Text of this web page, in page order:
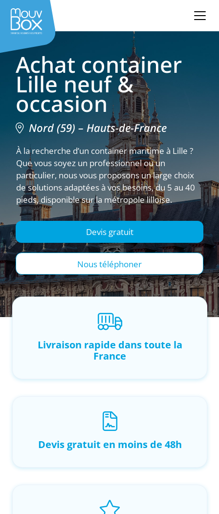
Achat container
Lille neuf &
occasion
Nord (59) – Hauts-de-France
À la recherche d’un container maritime à Lille ?
Que vous soyez un professionnel ou un
particulier, nous vous proposons un large choix
de solutions adaptées à vos besoins, du 5 au 40
pieds, disponible sur la métropole lilloise.
Devis gratuit
Nous téléphoner
Livraison rapide dans toute la
France
Devis gratuit en moins de 48h